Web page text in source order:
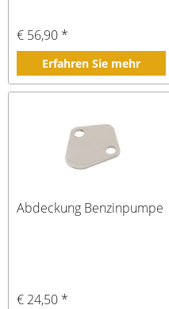
€ 56,90 *
Erfahren Sie mehr
Abdeckung Benzinpumpe
€ 24,50 *